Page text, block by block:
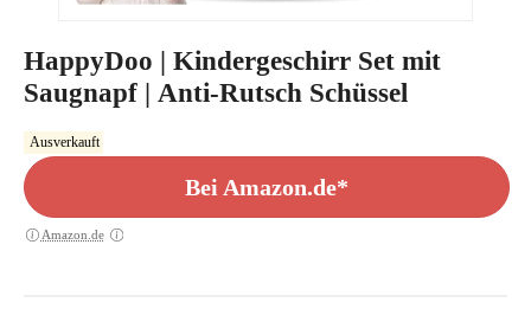
HappyDoo | Kindergeschirr Set mit
Saugnapf | Anti-Rutsch Schüssel
Ausverkauft
Bei Amazon.de*
Amazon.de